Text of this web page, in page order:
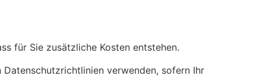
für Sie zusätzliche Kosten entstehen.
verwenden, sofern Ihr